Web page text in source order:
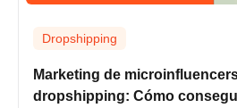
Dropshipping
Marketing de
dropshipping: Cómo